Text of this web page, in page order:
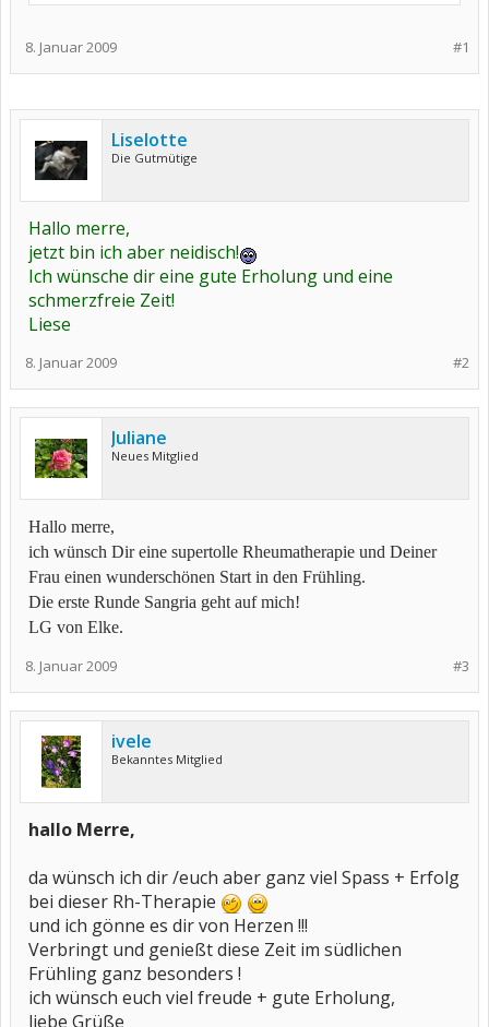
#1
8. Januar 2009
Liselotte
Die Gutmütige
Hallo merre,
jetzt bin ich aber neidisch!
Ich wünsche dir eine gute Erholung und eine
schmerzfreie Zeit!
Liese
#2
8. Januar 2009
Juliane
Neues Mitglied
Hallo merre,
ich wünsch Dir eine supertolle Rheumatherapie und Deiner
Frau einen wunderschönen Start in den Frühling.
Die erste Runde Sangria geht auf mich!
LG von Elke.
#3
8. Januar 2009
ivele
Bekanntes Mitglied
hallo Merre,
da wünsch ich dir /euch aber ganz viel Spass + Erfolg
bei dieser Rh-Therapie
und ich gönne es dir von Herzen !!!
Verbringt und genießt diese Zeit im südlichen
Frühling ganz besonders !
ich wünsch euch viel freude + gute Erholung,
liebe Grüße